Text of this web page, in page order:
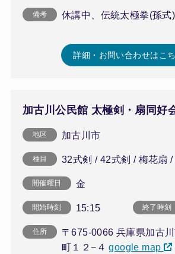
備考 休講中、伝統太極拳(孫式)
詳細・お問い合わせはこ
加古川公民館 太極剣・扇同好
地区 加古川市
種目 32式剣 / 42式剣 / 梅花扇 /
開催曜日 金
開始時刻 15:15 終了時刻
住所
〒675-0066 兵庫県加古
町１２−４google map